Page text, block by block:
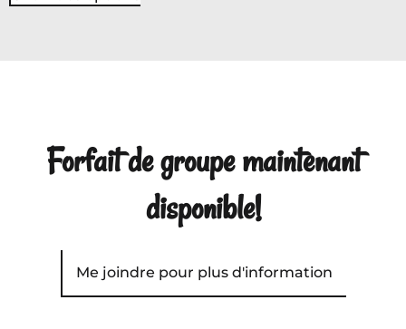
Forfait de groupe maintenant
disponible!
Me joindre pour plus d'information